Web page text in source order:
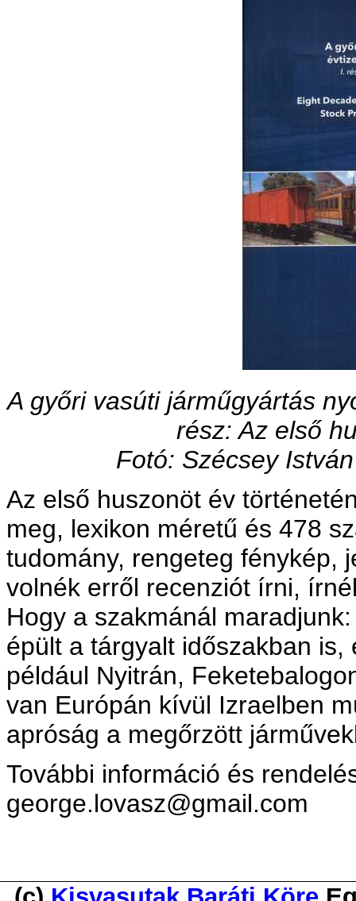
A győri vasúti járműgyártás
rész: Az első
Fotó: Szécsey
Az első huszonöt év
meg, lexikon méretű és 478
tudomány, rengeteg fénykép,
volnék erről recenziót írni,
Hogy a szakmánál
épült a tárgyalt időszakban
például Nyitrán,
van Európán kívül Izraelben
apróság a megőrzött
További információ és
george.lovasz@gmail.com